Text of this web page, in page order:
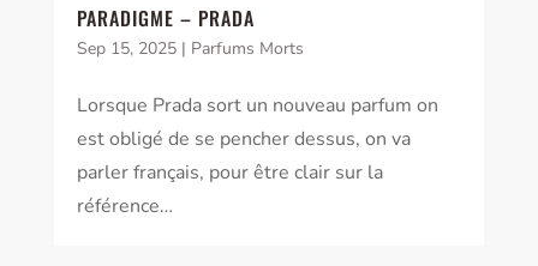
PARADIGME – PRADA
Sep 15, 2025| Parfums Morts
Lorsque Prada sort un nouveau parfum on
est obligé de se pencher dessus, on va
parler français, pour être clair sur la
référence…